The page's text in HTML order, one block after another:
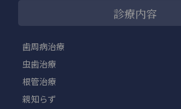
診療内容
歯周病治療
虫歯治療
根管治療
親知らず